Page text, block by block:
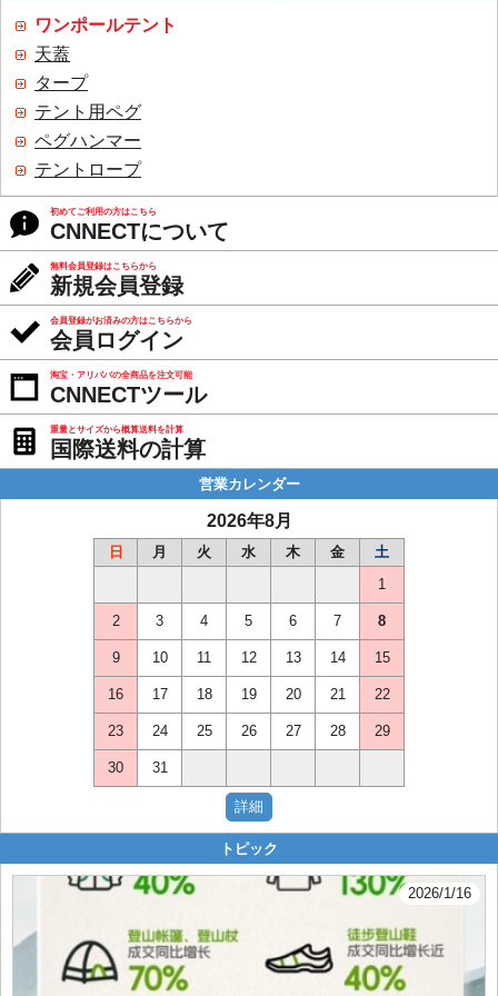
ワンポールテント
天蓋
タープ
テント用ペグ
ペグハンマー
テントロープ
初めてご利用の方はこちら
CNNECTについて
無料会員登録はこちらから
新規会員登録
会員登録がお済みの方はこちらから
会員ログイン
淘宝・アリババの全商品を注文可能
CNNECTツール
重量とサイズから概算送料を計算
国際送料の計算
営業カレンダー
2026年8月
日 月 火 水 木 金
土
1
2 3 4 5 6 7 8
9 10 11 12 13 14 15
16 17 18 19 20 21 22
23 24 25 26 27 28 29
30 31
トピック
2026/1/16